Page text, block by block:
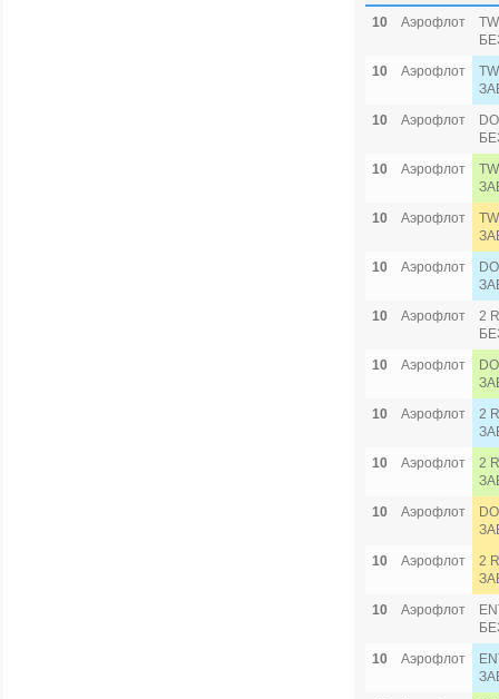
10 Аэрофлот
10
Аэрофлот
10
Аэрофлот
10
Аэрофлот
10
Аэрофлот
10
Аэрофлот
10
Аэрофлот
2
10
Аэрофлот
10
Аэрофлот
2
10
Аэрофлот
2
10
Аэрофлот
10
Аэрофлот
2
10
Аэрофлот
10
Аэрофлот